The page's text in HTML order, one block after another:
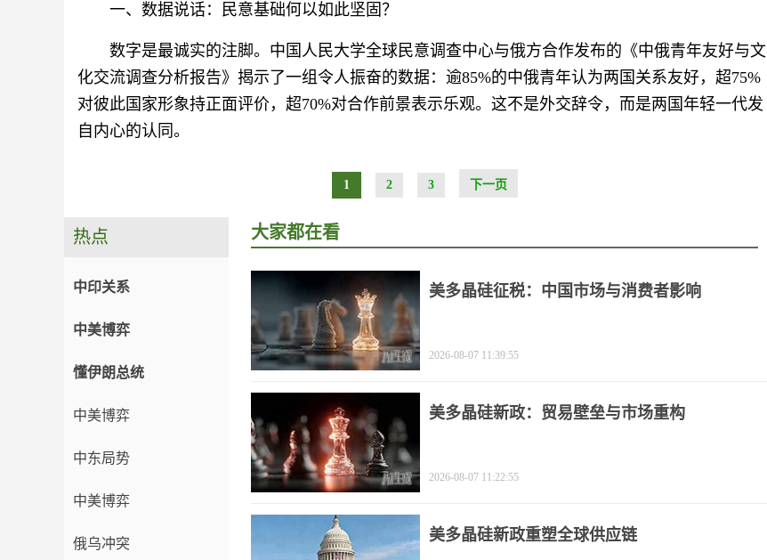
一、数据说话：民意基础何以如此坚固？
数字是最诚实的注脚。中国人民大学全球民意调查中心与俄方合作发布的《中俄青年友好与文
化交流调查分析报告》揭示了一组令人振奋的数据：逾85%的中俄青年认为两国关系友好，超75%
对彼此国家形象持正面评价，超70%对合作前景表示乐观。这不是外交辞令，而是两国年轻一代发
自内心的认同。
1 2 3 下一页
热点
中印关系
中美博弈
懂伊朗总统
中美博弈
中东局势
中美博弈
俄乌冲突
大家都在看
美多晶硅征税：中国市场与消费者影响
2026-08-07 11:39:55
美多晶硅新政：贸易壁垒与市场重构
2026-08-07 11:22:55
美多晶硅新政重塑全球供应链